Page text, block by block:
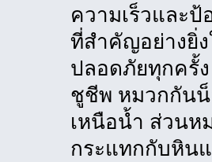
ความเร็วและ
ที่สำคัญอย่างยิ่
ปลอดภัยทุกครั้
ชูชีพ หมวกกันน็
เหนือน้ำ ส่วนห
กระแทกกับหิน